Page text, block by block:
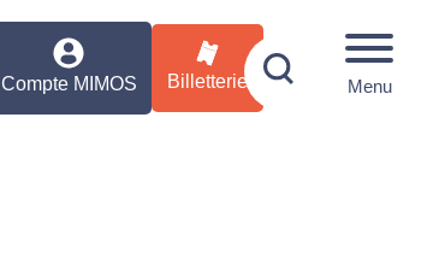
Compte MIMOS Billetterie Menu